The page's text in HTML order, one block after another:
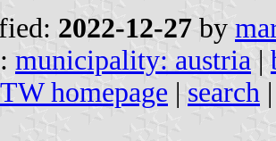
2022-12-27 by
municipality: austria |
homepage | search